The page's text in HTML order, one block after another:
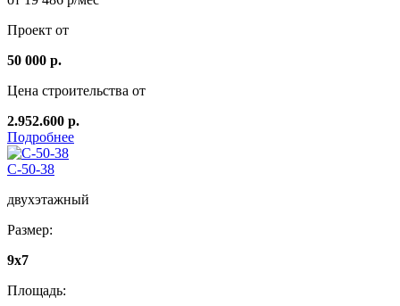
Проект от
50 000 р.
Цена строительства от
2.952.600 р.
Подробнее
C-50-38
двухэтажный
Размер:
9х7
Площадь: